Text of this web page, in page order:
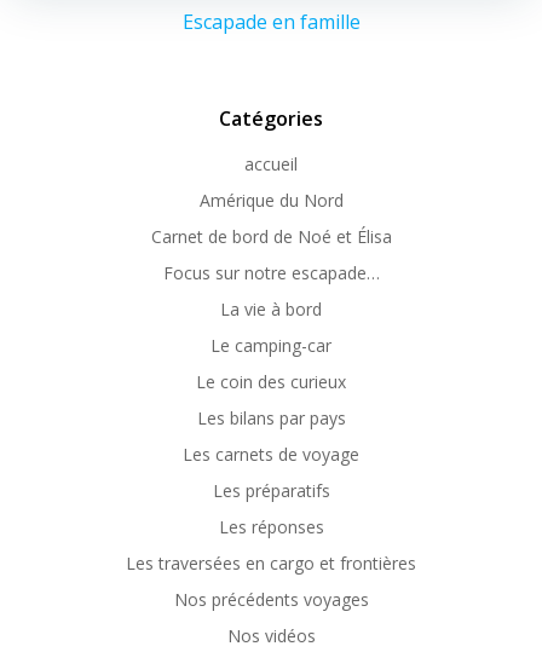
Escapade en famille
Catégories
accueil
Amérique du Nord
Carnet de bord de Noé et Élisa
Focus sur notre escapade…
La vie à bord
Le camping-car
Le coin des curieux
Les bilans par pays
Les carnets de voyage
Les préparatifs
Les réponses
Les traversées en cargo et frontières
Nos précédents voyages
Nos vidéos